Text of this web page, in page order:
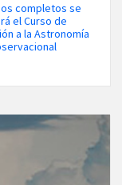
completos se
el Curso de
a la Astronomía